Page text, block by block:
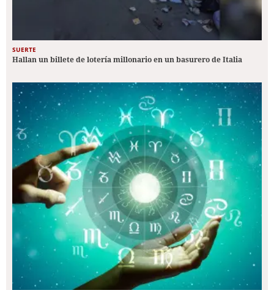
SUERTE
Hallan un billete de lotería millonario en un basurero de Italia